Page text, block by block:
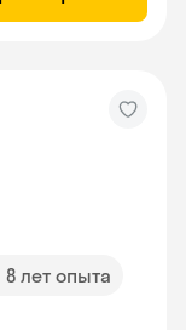
8 лет опыта